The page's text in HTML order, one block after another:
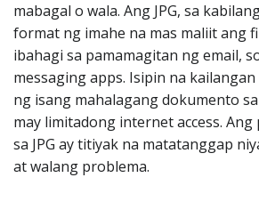
mabagal o wala. Ang JPG, sa
format ng imahe na mas maliit ang
ibahagi sa pamamagitan ng email,
messaging apps. Isipin na
ng isang mahalagang dokumento
may limitadong internet access.
sa JPG ay titiyak na matatanggap
at walang problema.